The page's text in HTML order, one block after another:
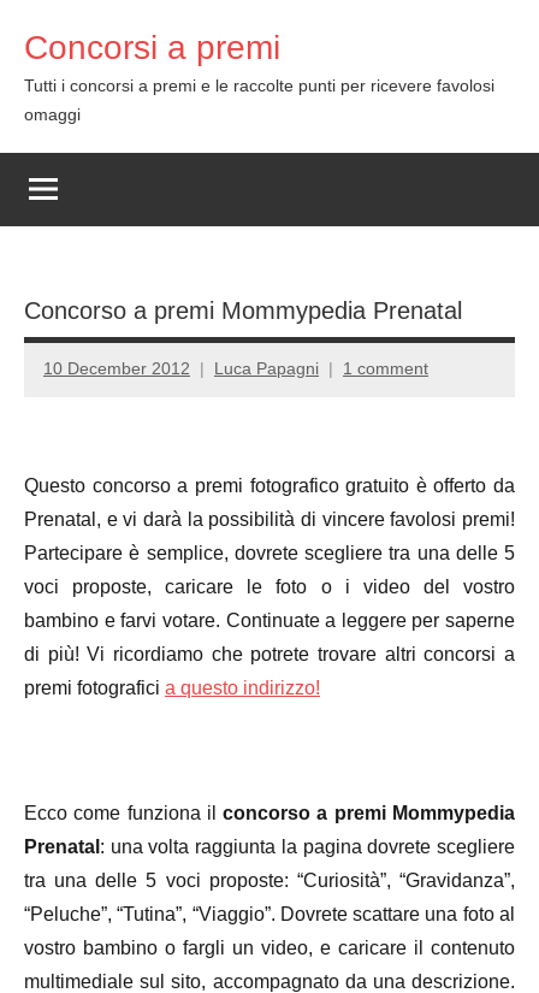
content
Concorsi a premi
Tutti i concorsi a premi e le raccolte punti per ricevere favolosi
omaggi
Concorso a premi Mommypedia Prenatal
10 December 2012 Luca Papagni 1 comment
Questo concorso a premi fotografico gratuito è offerto da
Prenatal, e vi darà la possibilità di vincere favolosi premi!
Partecipare è semplice, dovrete scegliere tra una delle 5
voci proposte, caricare le foto o i video del vostro
bambino e farvi votare. Continuate a leggere per saperne
di più! Vi ricordiamo che potrete trovare altri concorsi a
premi fotografici a questo indirizzo!
Ecco come funziona ilconcorso a premi Mommypedia
Prenatal : una volta raggiunta la pagina dovrete scegliere
tra una delle 5 voci proposte: “Curiosità”, “Gravidanza”,
“Peluche”, “Tutina”, “Viaggio”. Dovrete scattare una foto al
vostro bambino o fargli un video, e caricare il contenuto
multimediale sul sito, accompagnato da una descrizione.